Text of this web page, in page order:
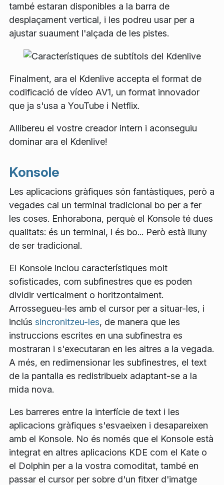
també estaran disponibles a la barra de
desplaçament vertical, i les podreu usar per a
ajustar suaument l'alçada de les pistes.
Finalment, ara el Kdenlive accepta el format de
codificació de vídeo AV1, un format innovador
que ja s'usa a YouTube i Netflix.
Allibereu el vostre creador intern i aconseguiu
dominar ara el Kdenlive!
Konsole
Les aplicacions gràfiques són fantàstiques, però a
vegades cal un terminal tradicional bo per a fer
les coses. Enhorabona, perquè el Konsole té dues
qualitats: és un terminal, i és bo... Però està lluny
de ser tradicional.
El Konsole inclou característiques molt
sofisticades, com subfinestres que es poden
dividir verticalment o horitzontalment.
Arrossegueu-les amb el cursor per a situar-les, i
inclús sincronitzeu-les, de manera que les
instruccions escrites en una subfinestra es
mostraran i s'executaran en les altres a la vegada.
A més, en redimensionar les subfinestres, el text
de la pantalla es redistribueix adaptant-se a la
mida nova.
Les barreres entre la interfície de text i les
aplicacions gràfiques s'esvaeixen i desapareixen
amb el Konsole. No és només que el Konsole està
integrat en altres aplicacions KDE com el Kate o
el Dolphin per a la vostra comoditat, també en
passar el cursor per sobre d'un fitxer d'imatge